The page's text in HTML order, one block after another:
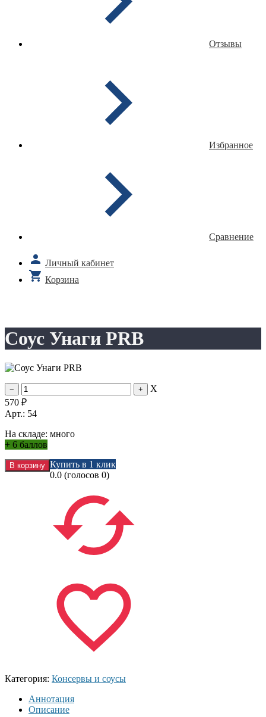
Отзывы
Избранное
Сравнение
Личный кабинет
Корзина
Соус Унаги PRB
X
570 ₽
Арт.: 54
На складе: много
+ 6 баллов
Купить в 1 клик
0.0 (голосов 0)
Категория: Консервы и соусы
Аннотация
Описание